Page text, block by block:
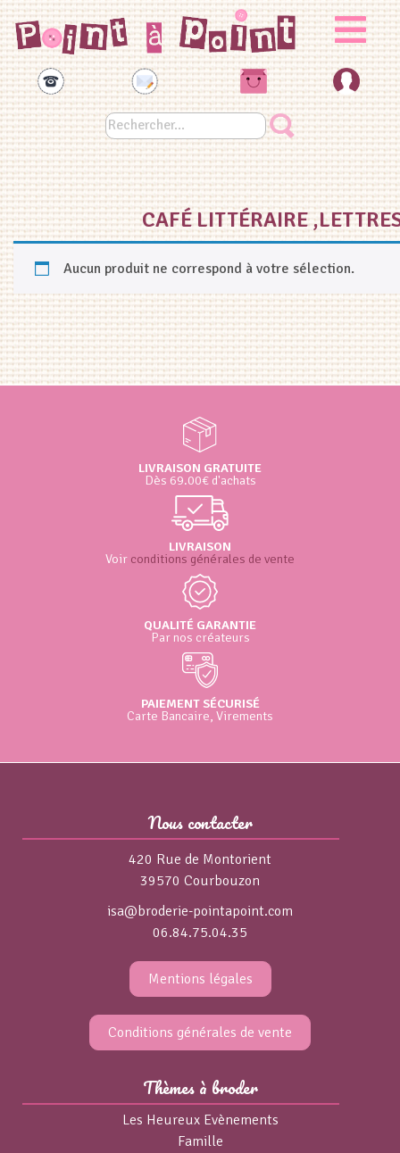
CAFÉ LITTÉRAIRE
Aucun produit ne correspond à votre sélection.
LIVRAISON GRATUITE
Dès 69.00€ d'achats
LIVRAISON
Voir conditions générales de vente
QUALITÉ GARANTIE
Par nos créateurs
PAIEMENT SÉCURISÉ
Carte Bancaire, Virements
Nous contacter
420 Rue de Montorient
39570 Courbouzon
isa@broderie-pointapoint.com
06.84.75.04.35
Mentions légales
Conditions générales de vente
Thèmes à broder
Les Heureux Evènements
Famille
Panneau de gestion des cookies